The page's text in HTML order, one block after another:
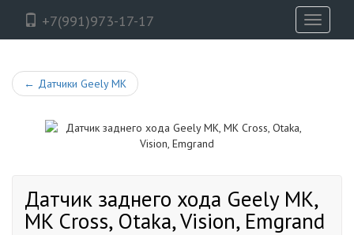
+7(991)973-17-17
Toggle
← Датчики Geely MK
Датчик заднего хода Geely MK,
MK Cross, Otaka, Vision, Emgrand